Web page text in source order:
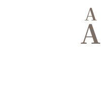
A
A